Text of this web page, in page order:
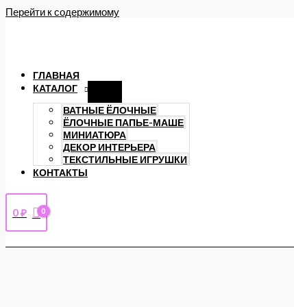
Перейти к содержимому
ГЛАВНАЯ
КАТАЛОГ
ВАТНЫЕ ЁЛОЧНЫЕ
ЁЛОЧНЫЕ ПАПЬЕ-МАШЕ
МИНИАТЮРА
ДЕКОР ИНТЕРЬЕРА
ТЕКСТИЛЬНЫЕ ИГРУШКИ
КОНТАКТЫ
0₽